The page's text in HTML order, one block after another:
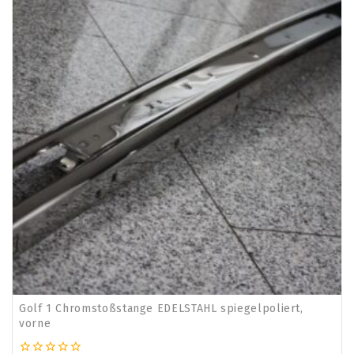
Golf 1 Chromstoßstange EDELSTAHL spiegelpoliert,
vorne